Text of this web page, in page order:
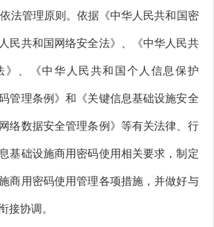
依法管理原则。依据《中华人民共和国密
民共和国网络安全法》、《中华人民共
》、《中华人民共和国个人信息保护
管理条例》和《关键信息基础设施安全
络数据安全管理条例》等有关法律、行
基础设施商用密码使用相关要求，制定
商用密码使用管理各项措施，并做好与
接协调。